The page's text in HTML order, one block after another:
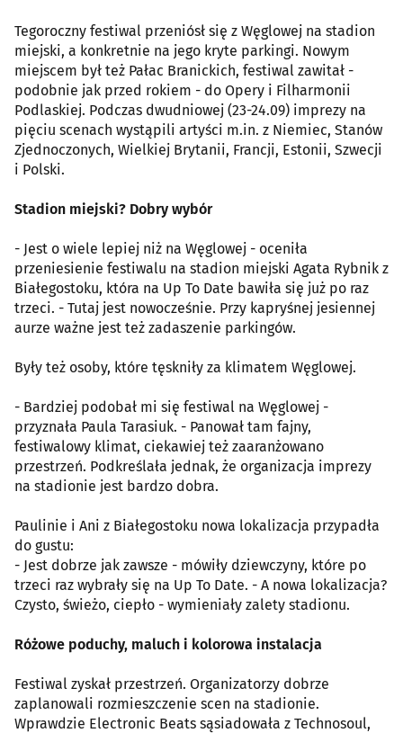
Tegoroczny festiwal przeniósł się z Węglowej na stadion
miejski, a konkretnie na jego kryte parkingi. Nowym
miejscem był też Pałac Branickich, festiwal zawitał -
podobnie jak przed rokiem - do Opery i Filharmonii
Podlaskiej. Podczas dwudniowej (23-24.09) imprezy na
pięciu scenach wystąpili artyści m.in. z Niemiec, Stanów
Zjednoczonych, Wielkiej Brytanii, Francji, Estonii, Szwecji
i Polski.
Stadion miejski? Dobry wybór
- Jest o wiele lepiej niż na Węglowej - oceniła
przeniesienie festiwalu na stadion miejski Agata Rybnik z
Białegostoku, która na Up To Date bawiła się już po raz
trzeci. - Tutaj jest nowocześnie. Przy kapryśnej jesiennej
aurze ważne jest też zadaszenie parkingów.
Były też osoby, które tęskniły za klimatem Węglowej.
- Bardziej podobał mi się festiwal na Węglowej -
przyznała Paula Tarasiuk. - Panował tam fajny,
festiwalowy klimat, ciekawiej też zaaranżowano
przestrzeń. Podkreślała jednak, że organizacja imprezy
na stadionie jest bardzo dobra.
Paulinie i Ani z Białegostoku nowa lokalizacja przypadła
do gustu:
- Jest dobrze jak zawsze - mówiły dziewczyny, które po
trzeci raz wybrały się na Up To Date. - A nowa lokalizacja?
Czysto, świeżo, ciepło - wymieniały zalety stadionu.
Różowe poduchy, maluch i kolorowa instalacja
Festiwal zyskał przestrzeń. Organizatorzy dobrze
zaplanowali rozmieszczenie scen na stadionie.
Wprawdzie Electronic Beats sąsiadowała z Technosoul,